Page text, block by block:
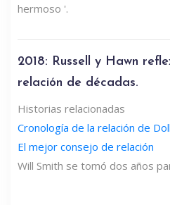
hermoso '.
2018: Russell y Hawn
relación de décadas.
Historias relacionadas
Cronología de la relación de
El mejor consejo de relación
Will Smith se tomó dos años